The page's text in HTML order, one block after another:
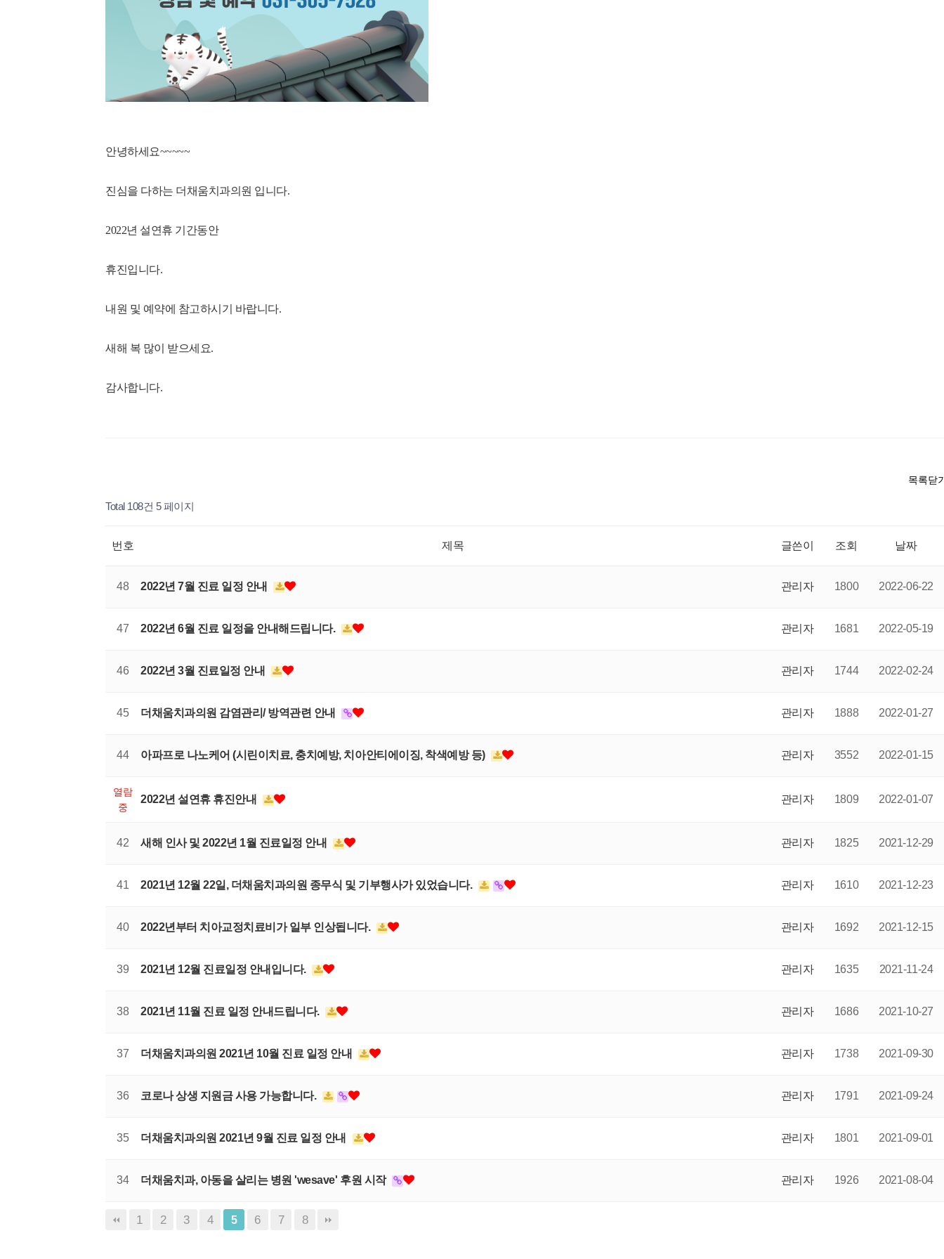
안녕하세요~~~~~
진심을 다하는 더채움치과의원 입니다.
2022년 설연휴 기간동안
휴진입니다.
내원 및 예약에 참고하시기 바랍니다.
새해 복 많이 받으세요.
감사합니다.
목록닫
Total 108건 5 페이지
번호 제목 글쓴이 조회 날짜
48 2022년 7월 진료 일정 안내 관리자 1800 2022-06-22
47 2022년 6월 진료 일정을 안내해드립니다. 관리자 1681 2022-05-19
46 2022년 3월 진료일정 안내 관리자 1744 2022-02-24
45 더채움치과의원 감염관리/ 방역관련 안내 관리자 1888 2022-01-27
44 아파프로 나노케어 (시린이치료, 충치예방, 치아안티에이징, 착색예방 등) 관리자 3552 2022-01-15
열람
중
2022년 설연휴 휴진안내 관리자 1809 2022-01-07
42 새해 인사 및 2022년 1월 진료일정 안내 관리자 1825 2021-12-29
41 2021년 12월 22일, 더채움치과의원 종무식 및 기부행사가 있었습니다. 관리자 1610 2021-12-23
40 2022년부터 치아교정치료비가 일부 인상됩니다. 관리자 1692 2021-12-15
39 2021년 12월 진료일정 안내입니다. 관리자 1635 2021-11-24
38 2021년 11월 진료 일정 안내드립니다. 관리자 1686 2021-10-27
37 더채움치과의원 2021년 10월 진료 일정 안내 관리자 1738 2021-09-30
36 코로나 상생 지원금 사용 가능합니다. 관리자 1791 2021-09-24
35 더채움치과의원 2021년 9월 진료 일정 안내 관리자 1801 2021-09-01
34 더채움치과, 아동을 살리는 병원 'wesave' 후원 시작 관리자 1926 2021-08-04
1 2 3 4 5 6 7 8